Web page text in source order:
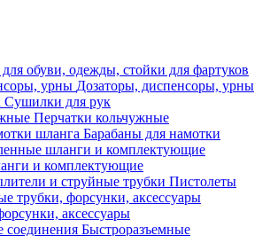
обуви, одежды, стойки для фартуков
Дозаторы, диспенсоры, урны
Сушилки для рук
Перчатки кольчужные
Барабаны для намотки
и комплектующие
Пистолеты
аксессуары
Быстроразъемные